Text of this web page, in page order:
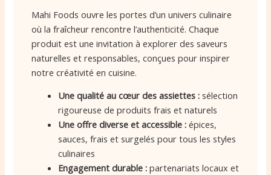
Mahi Foods ouvre les portes d’un univers culinaire
où la fraîcheur rencontre l’authenticité. Chaque
produit est une invitation à explorer des saveurs
naturelles et responsables, conçues pour inspirer
notre créativité en cuisine.
Une qualité au cœur des assiettes : sélection
rigoureuse de produits frais et naturels
Une offre diverse et accessible : épices,
sauces, frais et surgelés pour tous les styles
culinaires
Engagement durable : partenariats locaux et